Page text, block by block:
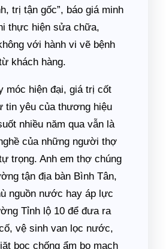
trị tận gốc”, báo giá minh
thực hiện sửa chữa,
với hành vi vẽ bệnh
khách hàng.
móc hiện đại, giá trị cốt
tin yêu của thương hiệu
nhiều năm qua vẫn là
của những người thợ
trọng. Anh em thợ chúng
tận địa bàn Bình Tân,
nguồn nước hay áp lực
Tỉnh lộ 10 để đưa ra
vệ sinh van lọc nước,
bọc chống ẩm bo mạch